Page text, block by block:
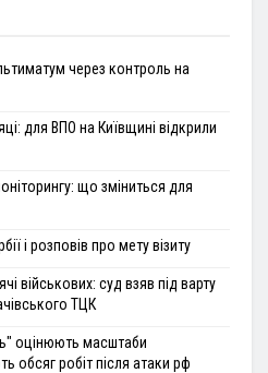
через контроль на
для ВПО на Київщині відкрили
що зміниться для
і розповів про мету візиту
військових: суд взяв під варту
ТЦК
оцінюють масштаби
обсяг робіт після атаки рф